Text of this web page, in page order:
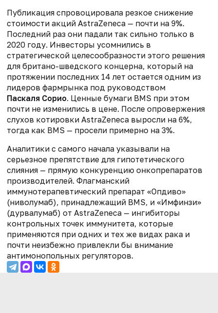
Публикация спровоцировала резкое снижение
стоимости акций AstraZeneca — почти на 9%.
Последний раз они падали так сильно только в
2020 году. Инвесторы усомнились в
стратегической целесообразности этого решения
для британо-шведского концерна, который на
протяжении последних 14 лет остается одним из
лидеров фармрынка под руководством
Паскаля Сорио. Ценные бумаги BMS при этом
почти не изменились в цене. После опровержения
слухов котировки AstraZeneca выросли на 6%,
тогда как BMS — просели примерно на 3%.
Аналитики с самого начала указывали на
серьезное препятствие для гипотетического
слияния — прямую конкуренцию онкопрепаратов
производителей. Флагманский
иммунотерапевтический препарат «Опдиво»
(ниволумаб), принадлежащий BMS, и «Имфинзи»
(дурвалумаб) от AstraZeneca — ингибиторы
контрольных точек иммунитета, которые
применяются при одних и тех же видах рака и
почти неизбежно привлекли бы внимание
антимонопольных регуляторов.